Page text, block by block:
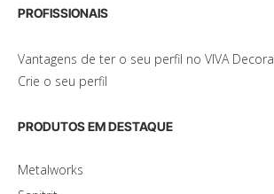
PROFISSIONAIS
Vantagens de ter o seu perfil no VIVA Decora
Crie o seu perfil
PRODUTOS EM DESTAQUE
Metalworks